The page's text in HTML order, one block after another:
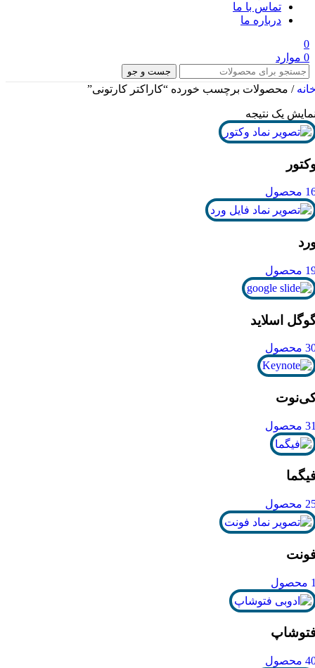
تماس با ما
درباره ما
0
0 موارد
جست و جو
/ محصولات برچسب خورده “کاراکتر کارتونی”
یک نتیجه
محصول
محصول
اسلاید
محصول
محصول
محصول
محصول